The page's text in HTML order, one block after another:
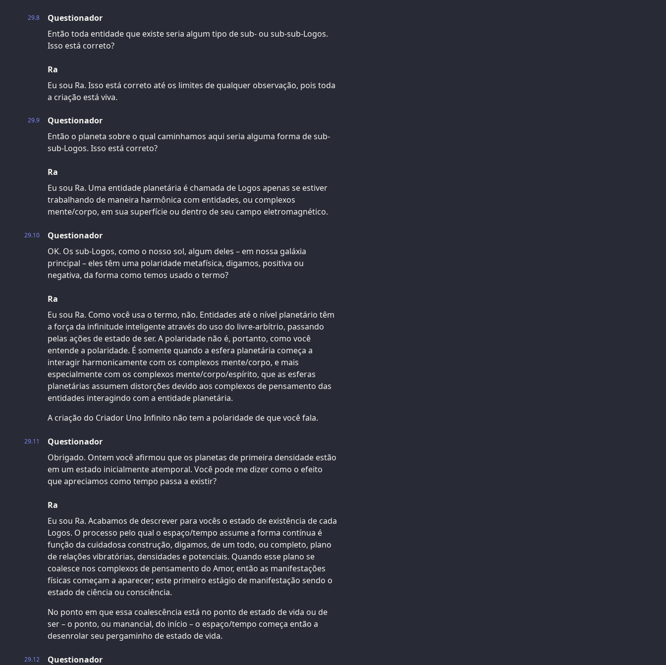
29.8
Questionador
Então toda entidade que existe seria algum tipo de sub- ou sub-sub-Logos.
Isso está correto?
Ra
Eu sou Ra. Isso está correto até os limites de qualquer observação, pois toda
a criação está viva.
29.9
Questionador
Então o planeta sobre o qual caminhamos aqui seria alguma forma de sub-
sub-Logos. Isso está correto?
Ra
Eu sou Ra. Uma entidade planetária é chamada de Logos apenas se estiver
trabalhando de maneira harmônica com entidades, ou complexos
mente/corpo, em sua superfície ou dentro de seu campo eletromagnético.
29.10
Questionador
OK. Os sub-Logos, como o nosso sol, algum deles – em nossa galáxia
principal – eles têm uma polaridade metafísica, digamos, positiva ou
negativa, da forma como temos usado o termo?
Ra
Eu sou Ra. Como você usa o termo, não. Entidades até o nível planetário têm
a força da infinitude inteligente através do uso do livre-arbítrio, passando
pelas ações de estado de ser. A polaridade não é, portanto, como você
entende a polaridade. É somente quando a esfera planetária começa a
interagir harmonicamente com os complexos mente/corpo, e mais
especialmente com os complexos mente/corpo/espírito, que as esferas
planetárias assumem distorções devido aos complexos de pensamento das
entidades interagindo com a entidade planetária.
A criação do Criador Uno Infinito não tem a polaridade de que você fala.
29.11
Questionador
Obrigado. Ontem você afirmou que os planetas de primeira densidade estão
em um estado inicialmente atemporal. Você pode me dizer como o efeito
que apreciamos como tempo passa a existir?
Ra
Eu sou Ra. Acabamos de descrever para vocês o estado de existência de cada
Logos. O processo pelo qual o espaço/tempo assume a forma contínua é
função da cuidadosa construção, digamos, de um todo, ou completo, plano
de relações vibratórias, densidades e potenciais. Quando esse plano se
coalesce nos complexos de pensamento do Amor, então as manifestações
físicas começam a aparecer; este primeiro estágio de manifestação sendo o
estado de ciência ou consciência.
No ponto em que essa coalescência está no ponto de estado de vida ou de
ser – o ponto, ou manancial, do início – o espaço/tempo começa então a
desenrolar seu pergaminho de estado de vida.
29.12 Questionador